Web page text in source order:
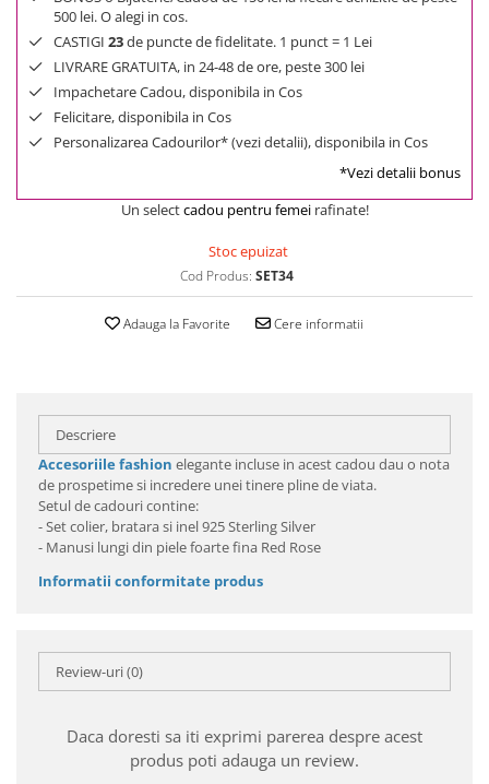
300 Lei - 500 Lei
500 Lei - 1000 Lei
1000 Lei +
500 lei. O alegi in cos.
CASTIGI 23de puncte de fidelitate. 1 punct = 1 Lei
LIVRARE GRATUITA, in 24-48 de ore, peste 300 lei
Impachetare Cadou, disponibila in Cos
Felicitare, disponibila in Cos
Personalizarea Cadourilor* (vezi detalii), disponibila in Cos
*Vezi detalii bonus
Un selectcadou pentru femeirafinate!
Stoc epuizat
Cod Produs: SET34
Adauga la Favorite Cere informatii
Descriere
Accesoriile fashion elegante incluse in acest cadou dau o nota
de prospetime si incredere unei tinere pline de viata.
Setul de cadouri contine:
- Set colier, bratara si inel 925 Sterling Silver
- Manusi lungi din piele foarte fina Red Rose
Informatii conformitate produs
Review-uri(0)
Daca doresti sa iti exprimi parerea despre acest
produs poti adauga un review.